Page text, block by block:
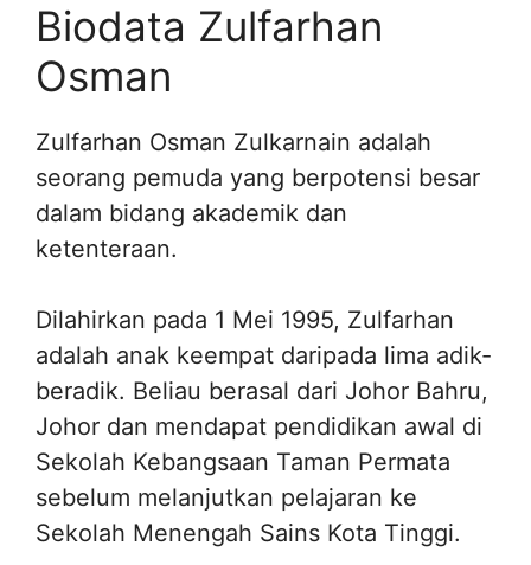
Biodata Zulfarhan
Osman
Zulfarhan Osman Zulkarnain adalah
seorang pemuda yang berpotensi besar
dalam bidang akademik dan
ketenteraan.
Dilahirkan pada 1 Mei 1995, Zulfarhan
adalah anak keempat daripada lima adik-
beradik. Beliau berasal dari Johor Bahru,
Johor dan mendapat pendidikan awal di
Sekolah Kebangsaan Taman Permata
sebelum melanjutkan pelajaran ke
Sekolah Menengah Sains Kota Tinggi.